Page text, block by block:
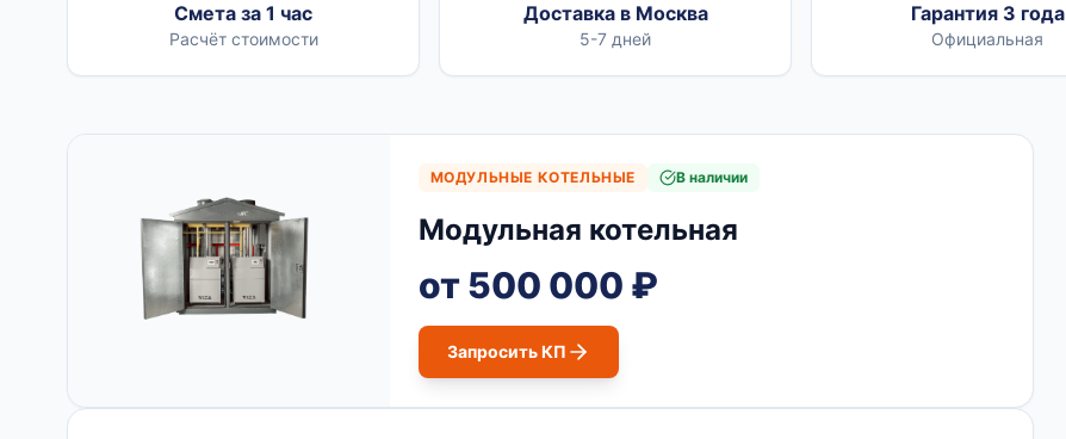
Смета за 1 час
Расчёт стоимости
Доставка в Москва
5-7 дней
Гарантия 3 года
Официальная
МОДУЛЬНЫЕ КОТЕЛЬНЫЕ В наличии
Модульная котельная
от 500 000 ₽
Запросить КП